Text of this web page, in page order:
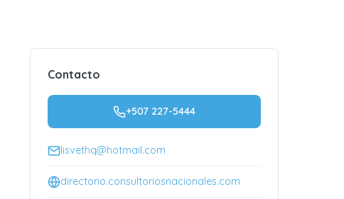
Contacto
+507 227-5444
lisvethq@hotmail.com
directorio.consultoriosnacionales.com